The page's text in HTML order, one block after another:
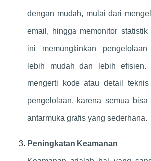
dengan mudah, mulai dari
email, hingga memonitor statistik
ini memungkinkan
lebih mudah dan lebih efisien.
mengerti kode atau detail teknis
pengelolaan, karena semua
antarmuka grafis yang sederhana.
Peningkatan Keamanan